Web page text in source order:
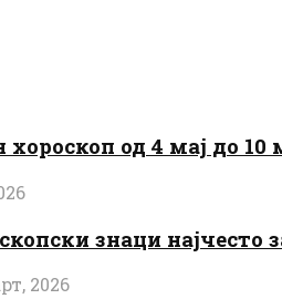
хороскоп од 4 мај до
знаци најчесто
2026